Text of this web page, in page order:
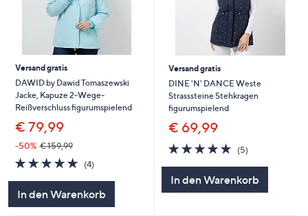
Versand gratis
DAWID by Dawid Tomaszewski
Jacke, Kapuze 2-Wege-
Reißverschluss figurumspielend
€ 79,99
-50% € 159,99
5.0
von
(4)4
In den Warenkorb
Versand gratis
DINE 'N' DANCE Weste
Strasssteine Stehkragen
figurumspielend
€ 69,99
5.0
von
(5)
In den Warenkorb